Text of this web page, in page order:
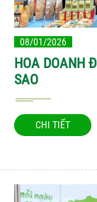
08/01/2026
HOA DOANH
SAO
CHI TIẾT